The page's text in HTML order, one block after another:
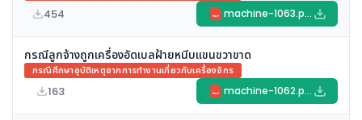
454 PDF machine-1063.pdf
กรณีลูกจ้างถูกเครื่องอัดเบลฝ้ายหนีบแขนขวาขาด
กรณีศึกษาอุบัติเหตุจากการทำงานเกี่ยวกับเครื่องจักร
163 PDF machine-1062.pdf